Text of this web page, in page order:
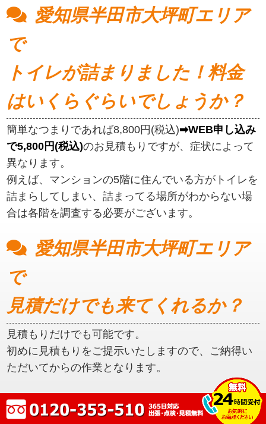
愛知県半田市大坪町エリア
で
トイレが詰まりました！料金
はいくらぐらいでしょうか？
簡単なつまりであれば8,800円(税込)➡WEB申し込み
で5,800円(税込)のお見積もりですが、症状によって
異なります。
例えば、マンションの5階に住んでいる方がトイレを
詰まらしてしまい、詰まってる場所がわからない場
合は各階を調査する必要がございます。
愛知県半田市大坪町エリア
で
見積だけでも来てくれるか？
見積もりだけでも可能です。
初めに見積もりをご提示いたしますので、ご納得い
ただいてからの作業となります。
愛知県半田市大坪町エリア